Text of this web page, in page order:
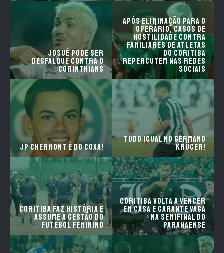
Josué pode ser
desfalque contra o
Corinthians
Após eliminação para o
Operário, casos de
hostilidade contra
familiares de atletas
do Coritiba
repercutem nas redes
sociais
JP Chermont é do Coxa!
Tudo igual no Germano
Krüger!
Coritiba faz história e
assume a gestão do
futebol feminino
Coritiba volta a vencer
em casa e garante vaga
na semifinal do
Paranaense